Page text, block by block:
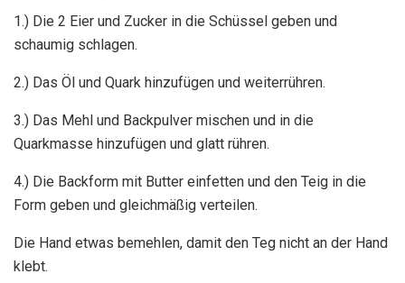
1.) Die 2 Eier und Zucker in die Schüssel geben und
schaumig schlagen.
2.) Das Öl und Quark hinzufügen und weiterrühren.
3.) Das Mehl und Backpulver mischen und in die
Quarkmasse hinzufügen und glatt rühren.
4.) Die Backform mit Butter einfetten und den Teig in die
Form geben und gleichmäßig verteilen.
Die Hand etwas bemehlen, damit den Teg nicht an der Hand
klebt.